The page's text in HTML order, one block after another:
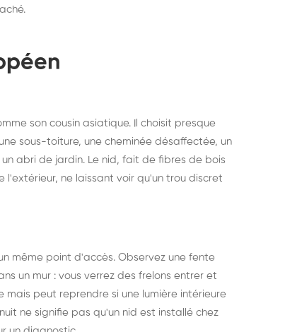
son cousin asiatique. Il choisit presque
sous-toiture, une cheminée désaffectée, un
abri de jardin. Le nid, fait de fibres de bois
l'extérieur, ne laissant voir qu'un trou discret
même point d'accès. Observez une fente
un mur : vous verrez des frelons entrer et
mais peut reprendre si une lumière intérieure
ne signifie pas qu'un nid est installé chez